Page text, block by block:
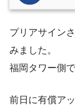
プリアサイン
みました。
福岡タワー側で
前日に有償ア